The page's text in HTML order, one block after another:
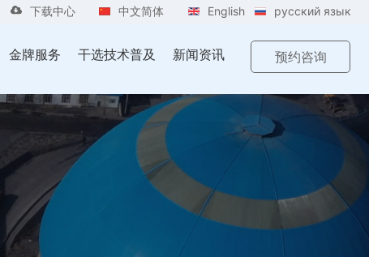
预约咨询
下载中心 中文简体 English русский язык
金牌服务 干选技术普及 新闻资讯